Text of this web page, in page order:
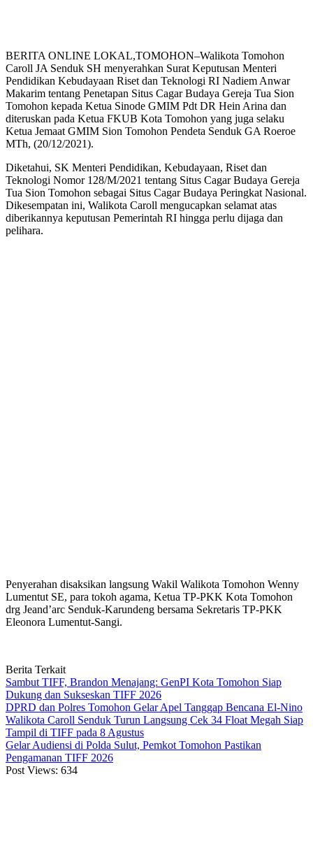
BERITA ONLINE LOKAL,TOMOHON–Walikota Tomohon
Caroll JA Senduk SH menyerahkan Surat Keputusan Menteri
Pendidikan Kebudayaan Riset dan Teknologi RI Nadiem Anwar
Makarim tentang Penetapan Situs Cagar Budaya Gereja Tua Sion
Tomohon kepada Ketua Sinode GMIM Pdt DR Hein Arina dan
diteruskan pada Ketua FKUB Kota Tomohon yang juga selaku
Ketua Jemaat GMIM Sion Tomohon Pendeta Senduk GA Roeroe
MTh, (20/12/2021).
Diketahui, SK Menteri Pendidikan, Kebudayaan, Riset dan
Teknologi Nomor 128/M/2021 tentang Situs Cagar Budaya Gereja
Tua Sion Tomohon sebagai Situs Cagar Budaya Peringkat Nasional.
Dikesempatan ini, Walikota Caroll mengucapkan selamat atas
diberikannya keputusan Pemerintah RI hingga perlu dijaga dan
pelihara.
Penyerahan disaksikan langsung Wakil Walikota Tomohon Wenny
Lumentut SE, para tokoh agama, Ketua TP-PKK Kota Tomohon
drg Jeand’arc Senduk-Karundeng bersama Sekretaris TP-PKK
Eleonora Lumentut-Sangi.
Berita Terkait
Sambut TIFF, Brandon Menajang: ​GenPI Kota Tomohon Siap
Dukung dan Sukseskan TIFF 2026
DPRD dan Polres Tomohon Gelar Apel Tanggap Bencana El-Nino
Walikota Caroll Senduk Turun Langsung Cek 34 Float Megah Siap
Tampil di TIFF pada 8 Agustus
Gelar Audiensi di Polda Sulut, Pemkot Tomohon Pastikan
Pengamanan TIFF 2026
Post Views: 634